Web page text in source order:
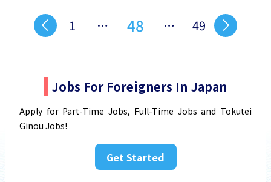
1 … 48 … 49
Jobs For Foreigners In Japan
Apply for Part-Time Jobs, Full-Time Jobs and Tokutei
Ginou Jobs!
Get Started